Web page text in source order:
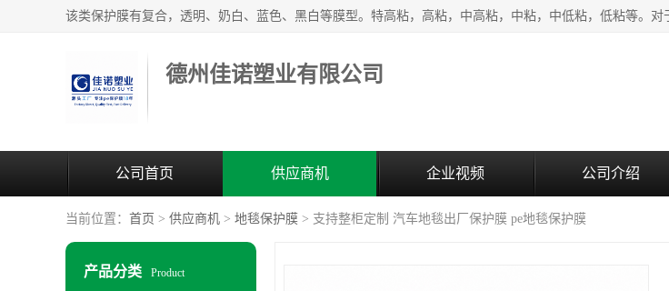
德州佳诺塑业有限公司
公司首页 供应商机 企业视频 公司介绍
当前位置： 首页 > 供应商机 > 地毯保护膜 > 支持整柜定制 汽车地毯出厂保护膜 pe地毯保护膜
产品分类 Product